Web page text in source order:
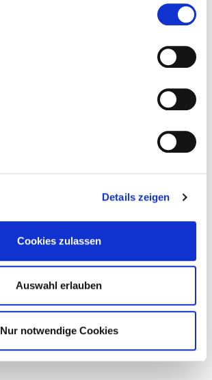
Details zeigen
Cookies zulassen
Auswahl erlauben
Nur notwendige Cookies